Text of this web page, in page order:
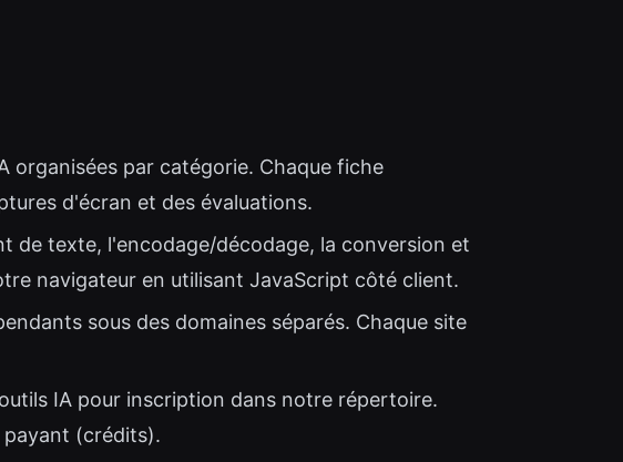
organisées par catégorie. Chaque fiche
d'écran et des évaluations.
de texte, l'encodage/décodage, la conversion et
navigateur en utilisant JavaScript côté client.
sous des domaines séparés. Chaque site
IA pour inscription dans notre répertoire.
payant (crédits).